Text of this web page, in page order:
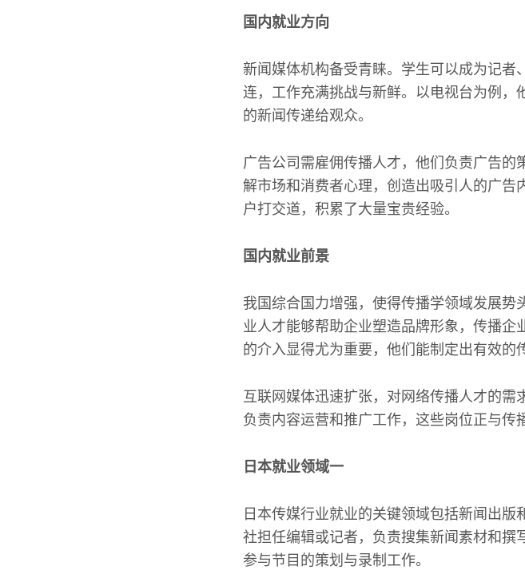
国内就业方向
新闻媒体机构备受青睐。学生可以成为记者
连，工作充满挑战与新鲜。以电视台为例
的新闻传递给观众。
广告公司需雇佣传播人才，他们负责广告
解市场和消费者心理，创造出吸引人的广
户打交道，积累了大量宝贵经验。
国内就业前景
我国综合国力增强，使得传播学领域发展
业人才能够帮助企业塑造品牌形象，传播
的介入显得尤为重要，他们能制定出有效的
互联网媒体迅速扩张，对网络传播人才的
负责内容运营和推广工作，这些岗位正与传
日本就业领域一
日本传媒行业就业的关键领域包括新闻出
社担任编辑或记者，负责搜集新闻素材和撰
参与节目的策划与录制工作。